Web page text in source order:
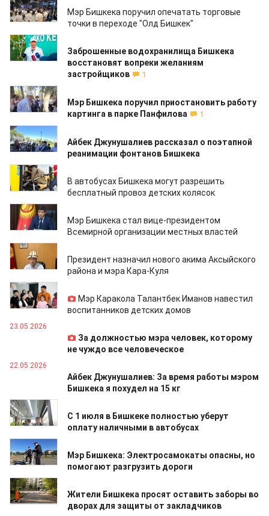
Мэр Бишкека поручил опечатать торговые
точки в переходе "Олд Бишкек"
13.07.2026
Заброшенные водохранилища Бишкека
восстановят вопреки желаниям
застройщиков
1
11.07.2026
Мэр Бишкека поручил приостановить работу
картинга в парке Панфилова
1
11.07.2026
Айбек Джунушалиев рассказал о поэтапной
реанимации фонтанов Бишкека
09.07.2026
В автобусах Бишкека могут разрешить
бесплатный провоз детских колясок
29.06.2026
Мэр Бишкека стал вице-президентом
Всемирной организации местных властей
19.06.2026
Президент назначил нового акима Аксыйского
района и мэра Кара-Куля
31.05.2026
Мэр Каракола Талантбек Иманов навестил
воспитанников детских домов
23.05.2026
За должностью мэра человек, которому
не чуждо все человеческое
22.05.2026
Айбек Джунушалиев: За время работы мэром
Бишкека я похудел на 15 кг
22.05.2026
С 1 июля в Бишкеке полностью уберут
оплату наличными в автобусах
18.05.2026
Мэр Бишкека: Электросамокаты опасны, но
помогают разгрузить дороги
18.05.2026
Жители Бишкека просят оставить заборы во
дворах для защиты от закладчиков